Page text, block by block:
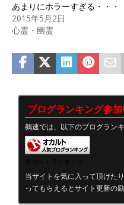
あまりにホラーすぎる・・・
2015年5月2日
心霊・幽霊
ブログランキング参加
鵺速では、以下のブログラン
当サイトを気に入って頂けた
ってもらえるとサイト更新の